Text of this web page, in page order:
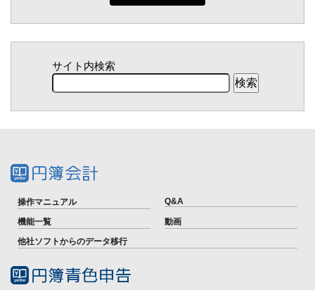
サイト内検索
操作マニュアル Q&A
機能一覧
動画
他社ソフトからのデータ移行